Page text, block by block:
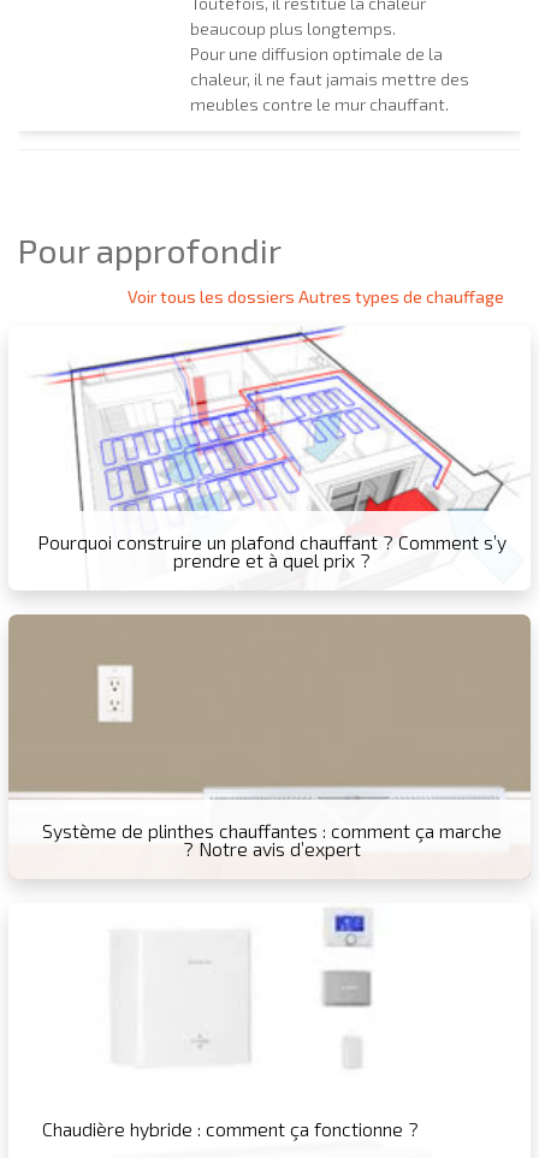
beaucoup plus longtemps.
Pour une diffusion optimale de la
chaleur, il ne faut jamais mettre des
meubles contre le mur chauffant.
Pour approfondir
Voir tous les dossiers Autres types de chauffage
Pourquoi construire un plafond chauffant ? Comment s’y
prendre et à quel prix ?
Système de plinthes chauffantes : comment ça marche
? Notre avis d’expert
Chaudière hybride : comment ça fonctionne ?